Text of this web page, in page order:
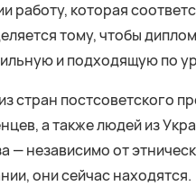
которая
тому, чтобы
и подходящую по
стран постсоветского
а также людей из
— независимо от
они сейчас находятся.